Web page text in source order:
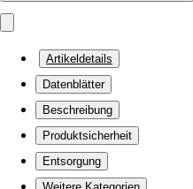
Artikeldetails
Datenblätter
Beschreibung
Produktsicherheit
Entsorgung